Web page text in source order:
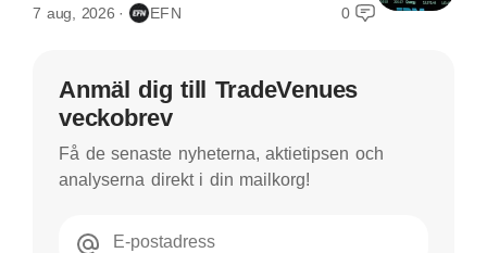
7 aug, 2026 EFN 0
Anmäl dig till TradeVenues
veckobrev
Få de senaste nyheterna, aktietipsen och
analyserna direkt i din mailkorg!
E-postadress